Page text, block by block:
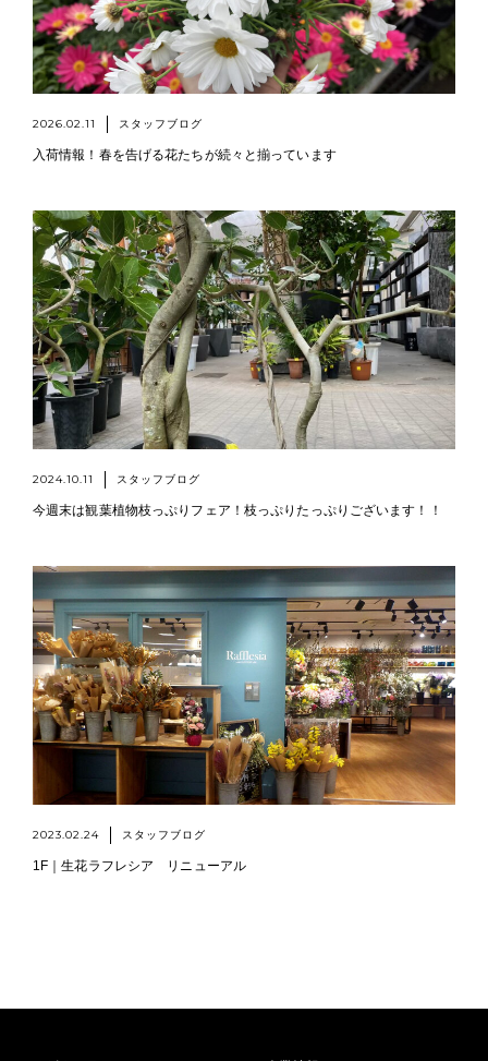
2026.02.11 スタッフブログ
入荷情報！春を告げる花たちが続々と揃っています
2024.10.11 スタッフブログ
今週末は観葉植物枝っぷりフェア！枝っぷりたっぷりございます！！
2023.02.24 スタッフブログ
1F｜生花ラフレシア リニューアル